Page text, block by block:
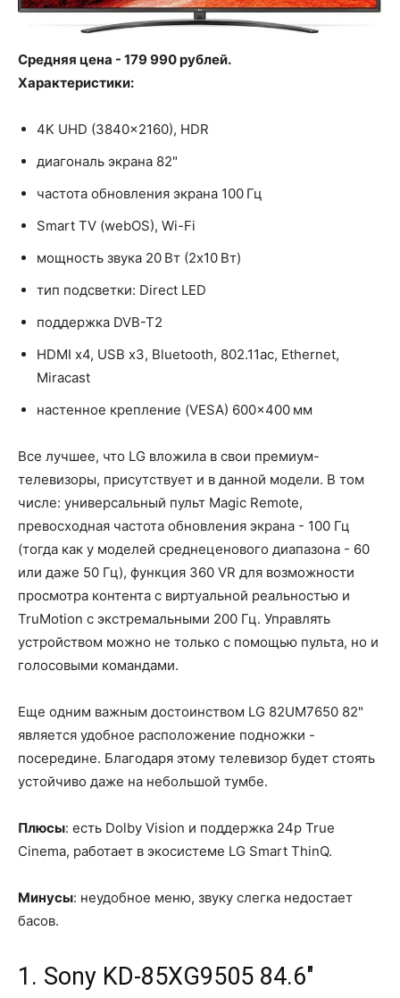
Средняя цена - 179 990 рублей.
Характеристики:
4K UHD (3840x2160), HDR
диагональ экрана 82"
частота обновления экрана 100 Гц
Smart TV (webOS), Wi-Fi
мощность звука 20 Вт (2х10 Вт)
тип подсветки: Direct LED
поддержка DVB-T2
HDMI x4, USB x3, Bluetooth, 802.11ac, Ethernet,
Miracast
настенное крепление (VESA) 600×400 мм
Все лучшее, что LG вложила в свои премиум-
телевизоры, присутствует и в данной модели. В том
числе: универсальный пульт Magic Remote,
превосходная частота обновления экрана - 100 Гц
(тогда как у моделей среднеценового диапазона - 60
или даже 50 Гц), функция 360 VR для возможности
просмотра контента с виртуальной реальностью и
TruMotion с экстремальными 200 Гц. Управлять
устройством можно не только с помощью пульта, но и
голосовыми командами.
Еще одним важным достоинством LG 82UM7650 82"
является удобное расположение подножки -
посередине. Благодаря этому телевизор будет стоять
устойчиво даже на небольшой тумбе.
Плюсы: есть Dolby Vision и поддержка 24p True
Cinema, работает в экосистеме LG Smart ThinQ.
Минусы: неудобное меню, звуку слегка недостает
басов.
1. Sony KD-85XG9505 84.6"